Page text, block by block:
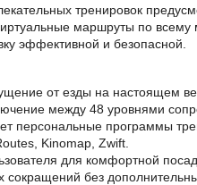
тренировок
маршруты по всему
эффективной и безопасной.
от езды на настоящем
между 48 уровнями
персональные программы
Kinomap, Zwift.
для комфортной
без